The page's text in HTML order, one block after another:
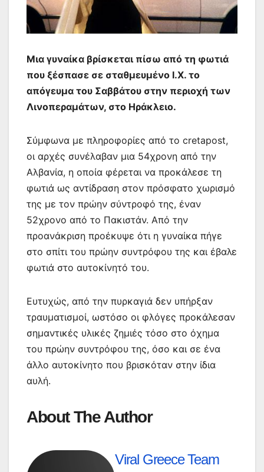
Μια γυναίκα βρίσκεται πίσω από τη φωτιά
που ξέσπασε σε σταθμευμένο Ι.Χ. το
απόγευμα του Σαββάτου στην περιοχή των
Λινοπεραμάτων, στο Ηράκλειο.
Σύμφωνα με πληροφορίες από το cretapost,
οι αρχές συνέλαβαν μια 54χρονη από την
Αλβανία, η οποία φέρεται να προκάλεσε τη
φωτιά ως αντίδραση στον πρόσφατο χωρισμό
της με τον πρώην σύντροφό της, έναν
52χρονο από το Πακιστάν. Από την
προανάκριση προέκυψε ότι η γυναίκα πήγε
στο σπίτι του πρώην συντρόφου της και έβαλε
φωτιά στο αυτοκίνητό του.
Ευτυχώς, από την πυρκαγιά δεν υπήρξαν
τραυματισμοί, ωστόσο οι φλόγες προκάλεσαν
σημαντικές υλικές ζημιές τόσο στο όχημα
του πρώην συντρόφου της, όσο και σε ένα
άλλο αυτοκίνητο που βρισκόταν στην ίδια
αυλή.
About The Author
Viral Greece Team